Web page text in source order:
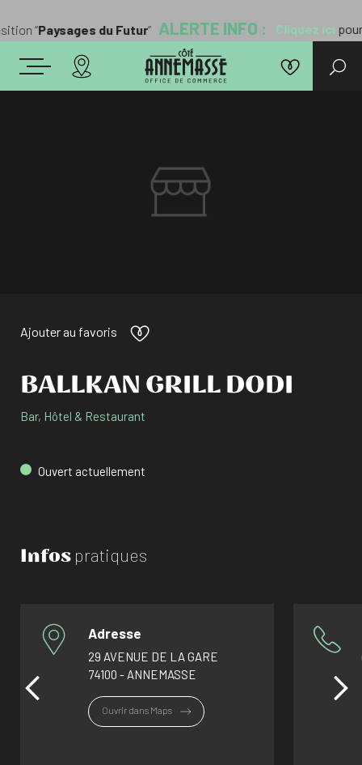
“Paysages du Futur” ALERTE INFO : Cliquez icipour
Ajouter au favoris
BALLKAN GRILL DODI
Bar, Hôtel & Restaurant
Ouvert actuellement
Infos pratiques
Adresse
29 AVENUE DE LA GARE
74100 - ANNEMASSE
Ouvrir dans Maps